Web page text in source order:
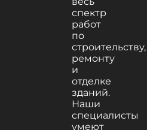
спектр
работ
по
строительству,
ремонту
и
отделке
зданий.
Наши
специалисты
умеют